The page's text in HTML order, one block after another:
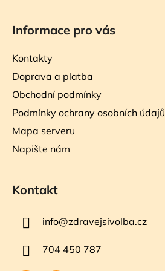
Informace pro vás
Kontakty
Doprava a platba
Obchodní podmínky
Podmínky ochrany osobních údajů
Mapa serveru
Napište nám
Kontakt
info@zdravejsivolba.cz
704 450 787